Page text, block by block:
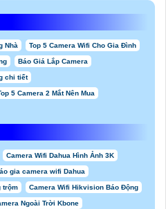
Nhà Top 5 Camera Wifi Cho Gia Đình
Báo Giá Lắp Camera
chi tiết
5 Camera 2 Mắt Nên Mua
Camera Wifi Dahua Hình Ảnh 3K
gia camera wifi Dahua
trộm Camera Wifi Hikvision Báo Động
Ngoài Trời Kbone